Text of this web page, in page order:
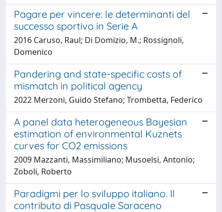
Pagare per vincere: le determinanti del
successo sportivo in Serie A
2016 Caruso, Raul; Di Domizio, M.; Rossignoli,
Domenico
Pandering and state-specific costs of
mismatch in political agency
2022 Merzoni, Guido Stefano; Trombetta, Federico
A panel data heterogeneous Bayesian
estimation of environmental Kuznets
curves for CO2 emissions
2009 Mazzanti, Massimiliano; Musoelsi, Antonio;
Zoboli, Roberto
Paradigmi per lo sviluppo italiano. Il
contributo di Pasquale Saraceno